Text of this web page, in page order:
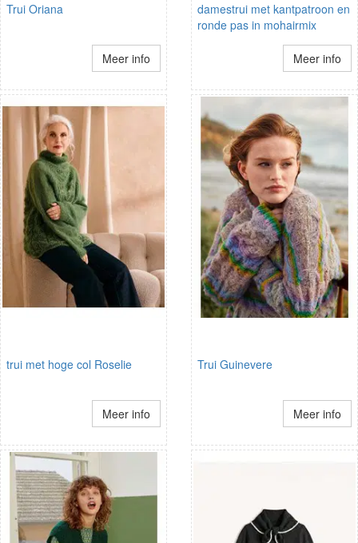
Trui Oriana
Meer info
damestrui met kantpatroon en
ronde pas in mohairmix
Meer info
trui met hoge col Roselie
Meer info
Trui Guinevere
Meer info